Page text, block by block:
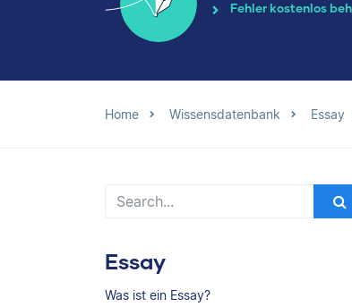
Fehler kostenlos
Home Wissensdatenbank Essay
Essay
Was ist ein Essay?